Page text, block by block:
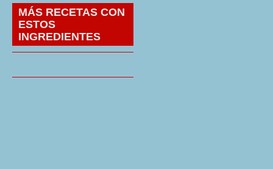
MÁS RECETAS CON
ESTOS
INGREDIENTES